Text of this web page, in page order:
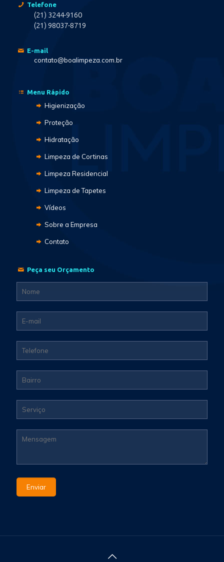
Telefone
(21) 3244-9160
(21) 98037-8719
E-mail
contato@boalimpeza.com.br
Menu Rápido
Higienização
Proteção
Hidratação
Limpeza de Cortinas
Limpeza Residencial
Limpeza de Tapetes
Vídeos
Sobre a Empresa
Contato
Peça seu Orçamento